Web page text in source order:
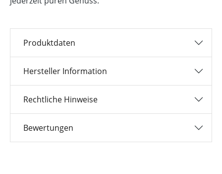
Produktdaten
Hersteller Information
Rechtliche Hinweise
Bewertungen